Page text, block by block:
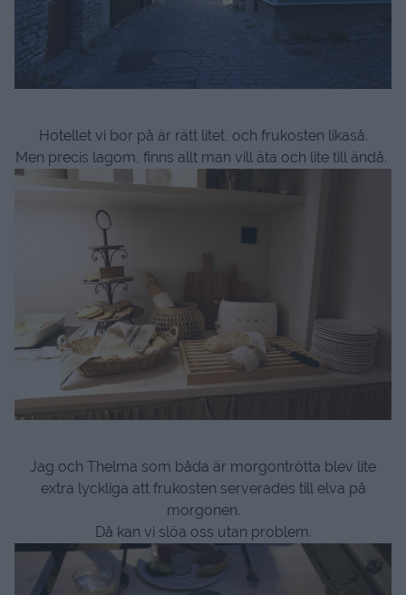
Hotellet vi bor på är rätt litet, och frukosten likaså.
Men precis lagom, finns allt man vill äta och lite till ändå.
Jag och Thelma som båda är morgontrötta blev lite
extra lyckliga att frukosten serverades till elva på
morgonen.
Då kan vi slöa oss utan problem.